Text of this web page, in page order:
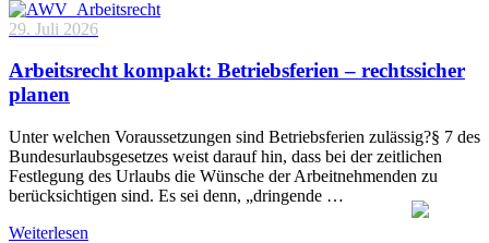
29. Juli 2026
Arbeitsrecht kompakt: Betriebsferien – rechtssicher
planen
Unter welchen Voraussetzungen sind Betriebsferien zulässig?§ 7 des
Bundesurlaubsgesetzes weist darauf hin, dass bei der zeitlichen
Festlegung des Urlaubs die Wünsche der Arbeitnehmenden zu
berücksichtigen sind. Es sei denn, „dringende …
Weiterlesen